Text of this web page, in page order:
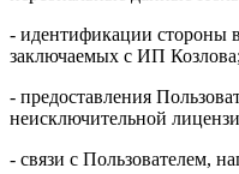
- идентификации стороны
заключаемых с ИП Козлова;
- предоставления
неисключительной
- связи с Пользователем,